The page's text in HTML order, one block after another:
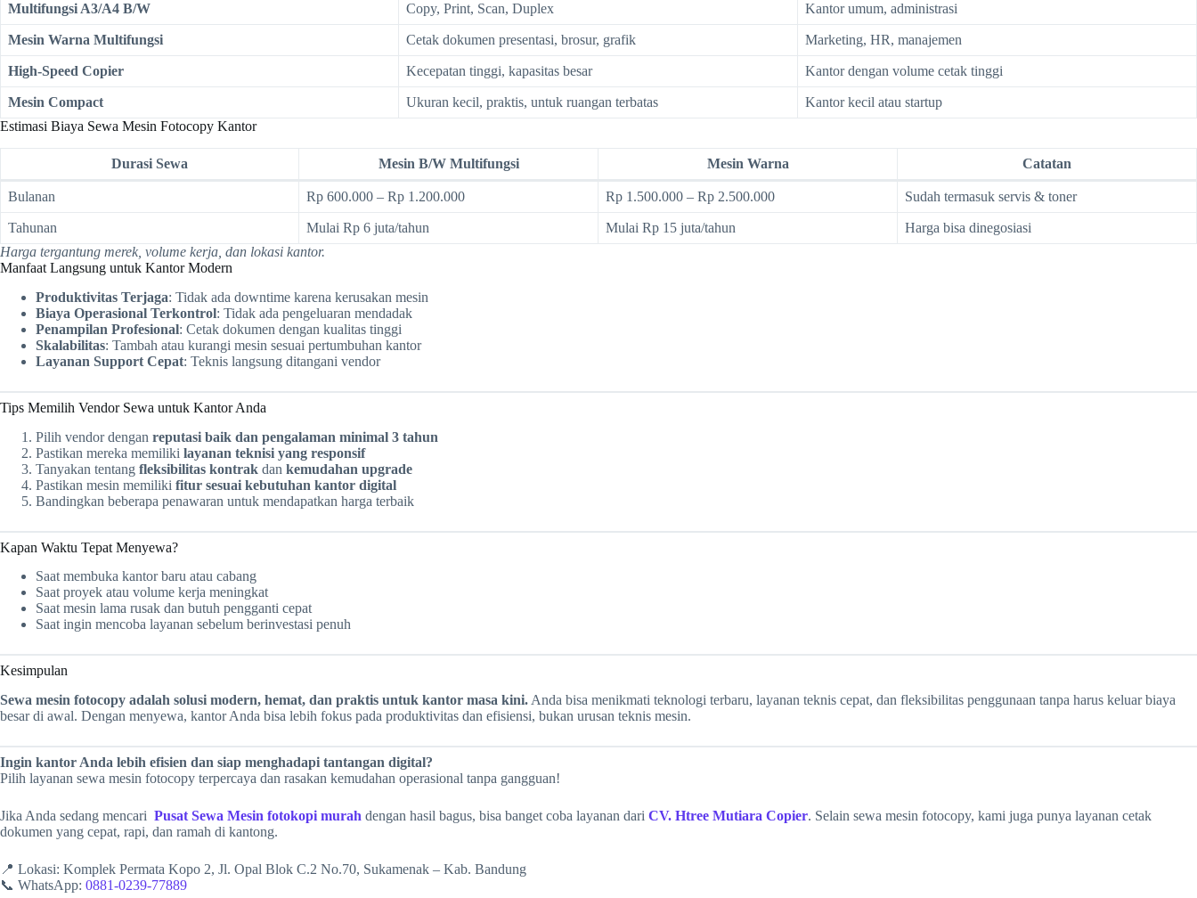
Multifungsi A3/A4 B/W Copy, Print, Scan, Duplex Kantor umum, administrasi
Mesin Warna Multifungsi Cetak dokumen presentasi, brosur, grafik Marketing, HR, manajemen
High-Speed Copier Kecepatan tinggi, kapasitas besar Kantor dengan volume cetak tinggi
Mesin Compact Ukuran kecil, praktis, untuk ruangan terbatas
Kantor kecil atau startup
Estimasi Biaya Sewa Mesin Fotocopy Kantor
Durasi Sewa Mesin B/W Multifungsi Mesin Warna Catatan
Bulanan Rp 600.000 – Rp 1.200.000 Rp 1.500.000 – Rp 2.500.000 Sudah termasuk servis & toner
Tahunan Mulai Rp 6 juta/tahun Mulai Rp 15 juta/tahun
Harga bisa dinegosiasi
Harga tergantung merek, volume kerja, dan lokasi kantor.
Manfaat Langsung untuk Kantor Modern
Produktivitas Terjaga: Tidak ada downtime karena kerusakan mesin
Biaya Operasional Terkontrol: Tidak ada pengeluaran mendadak
Penampilan Profesional: Cetak dokumen dengan kualitas tinggi
Skalabilitas: Tambah atau kurangi mesin sesuai pertumbuhan kantor
Layanan Support Cepat: Teknis langsung ditangani vendor
Tips Memilih Vendor Sewa untuk Kantor Anda
Pilih vendor dengan reputasi baik dan pengalaman minimal 3 tahun
Pastikan mereka memiliki layanan teknisi yang responsif
Tanyakan tentang fleksibilitas kontrak dan kemudahan upgrade
Pastikan mesin memiliki fitur sesuai kebutuhan kantor digital
Bandingkan beberapa penawaran untuk mendapatkan harga terbaik
Kapan Waktu Tepat Menyewa?
Saat membuka kantor baru atau cabang
Saat proyek atau volume kerja meningkat
Saat mesin lama rusak dan butuh pengganti cepat
Saat ingin mencoba layanan sebelum berinvestasi penuh
Kesimpulan
Sewa mesin fotocopy adalah solusi modern, hemat, dan praktis untuk kantor masa kini. Anda bisa menikmati teknologi terbaru, layanan teknis cepat, dan fleksibilitas penggunaan tanpa harus keluar biaya
besar di awal. Dengan menyewa, kantor Anda bisa lebih fokus pada produktivitas dan efisiensi, bukan urusan teknis mesin.
Ingin kantor Anda lebih efisien dan siap menghadapi tantangan digital?
Pilih layanan sewa mesin fotocopy terpercaya dan rasakan kemudahan operasional tanpa gangguan!
Jika Anda sedang mencari Pusat Sewa Mesin fotokopi murah dengan hasil bagus, bisa banget coba layanan dari CV. Htree Mutiara Copier. Selain sewa mesin fotocopy, kami juga punya layanan cetak
dokumen yang cepat, rapi, dan ramah di kantong.
📍 Lokasi: Komplek Permata Kopo 2, Jl. Opal Blok C.2 No.70, Sukamenak – Kab. Bandung
📞 WhatsApp: 0881-0239-77889